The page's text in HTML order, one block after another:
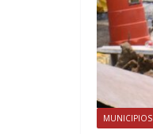
MUNICIPIOS